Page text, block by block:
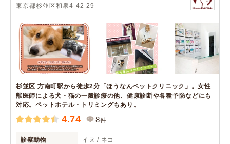
東京都杉並区和泉4-42-29
杉並区 方南町駅から徒歩2分「ほうなんペットクリニック」。女性
獣医師による犬・猫の一般診療の他、健康診断や各種予防などにも
対応。ペットホテル・トリミングもあり。
4.74 8件
診察動物 イヌ / ネコ